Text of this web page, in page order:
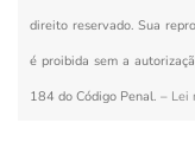
direito reservado. Sua
é proibida sem a
184 do Código Penal. – Lei